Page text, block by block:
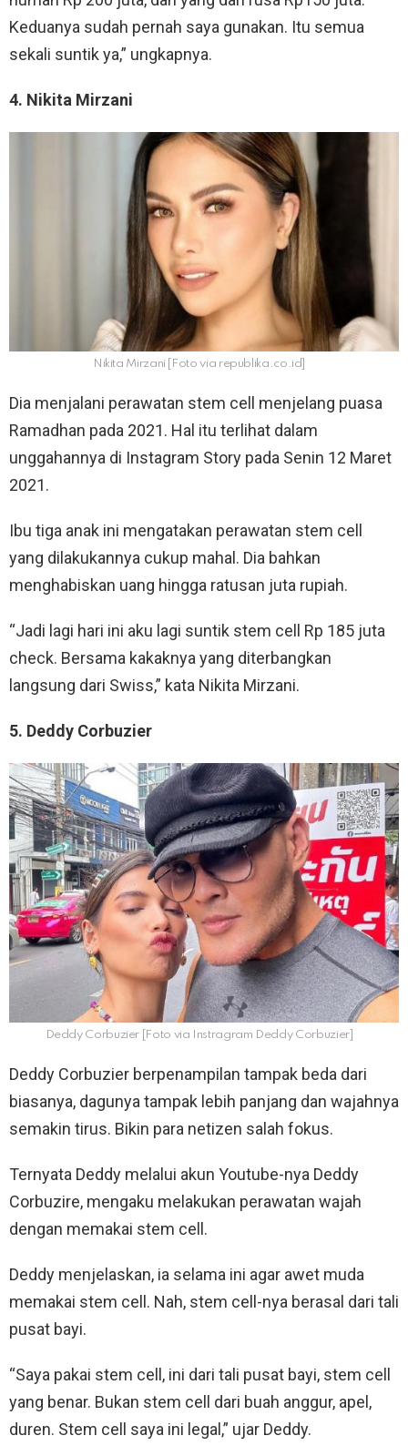
Keduanya sudah pernah saya gunakan. Itu semua
sekali suntik ya,” ungkapnya.
4. Nikita Mirzani
Nikita Mirzani [Foto via republika.co.id]
Dia menjalani perawatan stem cell menjelang puasa
Ramadhan pada 2021. Hal itu terlihat dalam
unggahannya di Instagram Story pada Senin 12 Maret
2021.
Ibu tiga anak ini mengatakan perawatan stem cell
yang dilakukannya cukup mahal. Dia bahkan
menghabiskan uang hingga ratusan juta rupiah.
“Jadi lagi hari ini aku lagi suntik stem cell Rp 185 juta
check. Bersama kakaknya yang diterbangkan
langsung dari Swiss,” kata Nikita Mirzani.
5. Deddy Corbuzier
Deddy Corbuzier [Foto via Instragram Deddy Corbuzier]
Deddy Corbuzier berpenampilan tampak beda dari
biasanya, dagunya tampak lebih panjang dan wajahnya
semakin tirus. Bikin para netizen salah fokus.
Ternyata Deddy melalui akun Youtube-nya Deddy
Corbuzire, mengaku melakukan perawatan wajah
dengan memakai stem cell.
Deddy menjelaskan, ia selama ini agar awet muda
memakai stem cell. Nah, stem cell-nya berasal dari tali
pusat bayi.
“Saya pakai stem cell, ini dari tali pusat bayi, stem cell
yang benar. Bukan stem cell dari buah anggur, apel,
duren. Stem cell saya ini legal,” ujar Deddy.